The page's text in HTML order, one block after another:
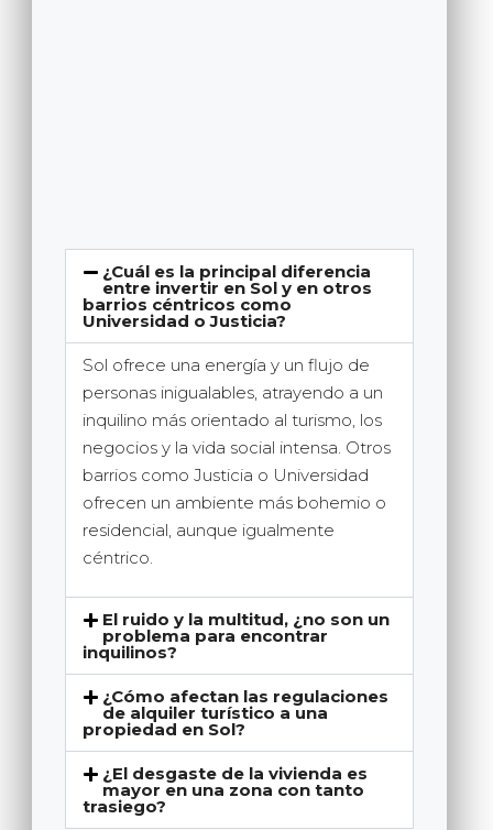
¿Cuál es la principal diferencia
entre invertir en Sol y en otros
barrios céntricos como
Universidad o Justicia?
Sol ofrece una energía y un flujo de
personas inigualables, atrayendo a un
inquilino más orientado al turismo, los
negocios y la vida social intensa. Otros
barrios como Justicia o Universidad
ofrecen un ambiente más bohemio o
residencial, aunque igualmente
céntrico.
El ruido y la multitud, ¿no son un
problema para encontrar
inquilinos?
¿Cómo afectan las regulaciones
de alquiler turístico a una
propiedad en Sol?
¿El desgaste de la vivienda es
mayor en una zona con tanto
trasiego?